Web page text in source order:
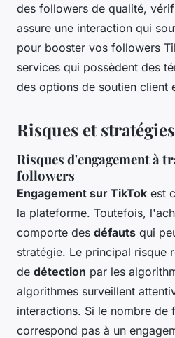
des followers de qualité,
assure une interaction qui
pour booster vos followers
services qui possèdent des
des options de soutien client
Risques et
Risques d'engagement à
followers
Engagement sur TikTok est
la plateforme. Toutefois,
comporte des défauts qui
stratégie. Le principal risque
de détection par les
algorithmes surveillent
interactions. Si le nombre de
correspond pas à un